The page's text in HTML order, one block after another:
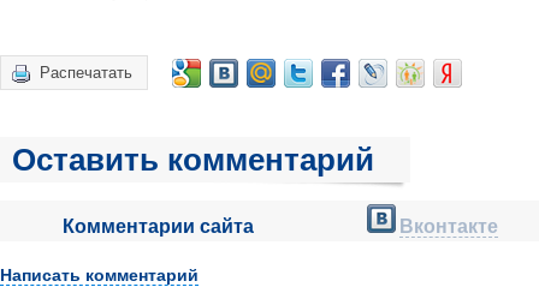
Распечатать
Оставить комментарий
Комментарии сайта Вконтакте
Написать комментарий